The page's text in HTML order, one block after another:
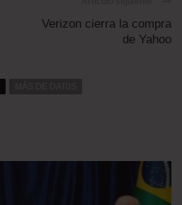
Verizon cierra la compra
de Yahoo